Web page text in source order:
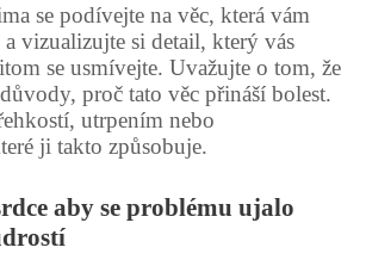
se podívejte na věc, která vám
a vizualizujte si detail, který vás
se usmívejte. Uvažujte o tom, že
proč tato věc přináší bolest.
utrpením nebo
ji takto způsobuje.
aby se problému ujalo